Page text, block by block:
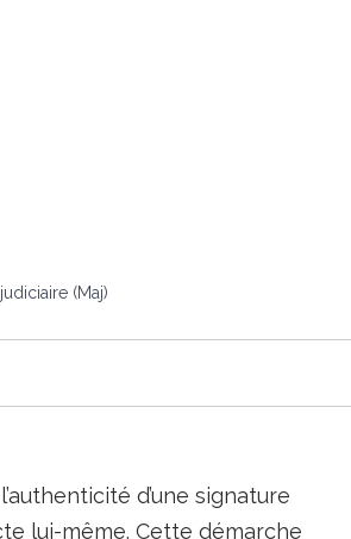
(Maj)
d’une signature
lui-même. Cette démarche